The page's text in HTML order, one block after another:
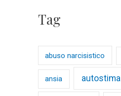
Tag
abuso narcisistico
ansia autostima